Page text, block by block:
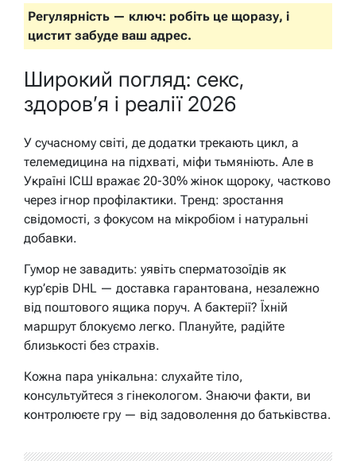
Регулярність — ключ: робіть це щоразу, і
цистит забуде ваш адрес.
Широкий погляд: секс,
здоров’я і реалії 2026
У сучасному світі, де додатки трекають цикл, а
телемедицина на підхваті, міфи тьмяніють. Але в
Україні ІСШ вражає 20-30% жінок щороку, частково
через ігнор профілактики. Тренд: зростання
свідомості, з фокусом на мікробіом і натуральні
добавки.
Гумор не завадить: уявіть сперматозоїдів як
кур’єрів DHL — доставка гарантована, незалежно
від поштового ящика поруч. А бактерії? Їхній
маршрут блокуємо легко. Плануйте, радійте
близькості без страхів.
Кожна пара унікальна: слухайте тіло,
консультуйтеся з гінекологом. Знаючи факти, ви
контролюєте гру — від задоволення до батьківства.